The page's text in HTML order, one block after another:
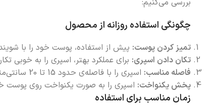
بررسی می‌کنیم:
چگونگی استفاده روزانه از محصول
تمیز کردن پوست: پیش از استفاده، پوست خود را با
تکان دادن اسپری: برای عملکرد بهتر، اسپری را به خوبی
فاصله مناسب: اسپری را با فاصله‌ی حدود 15 تا 20 سانتی‌متری از پوست نگه دارید.
پخش یکنواخت: اسپری را به صورت یکنواخت روی پوست
زمان مناسب برای استفاده